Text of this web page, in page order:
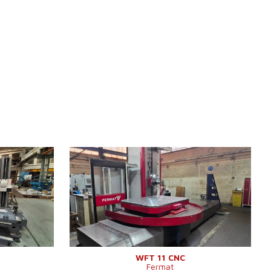
/min.
Año de fabricación:
2024
Sistema de control
Sí
Sistema de control Heidenhain
TNC 640
Diámetro de trabajo del husillo
110 mm
Carrera de eje X
3000 mm
Carrera de eje Y
2000 mm
Giros del husillo
10 - 4000 /min.
Refrigeración central
Sí
Presión de la refrigeración por
Extensión del husillo (W)
WFT 11 CNC
Fermat